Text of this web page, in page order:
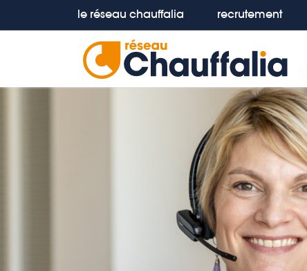
le réseau chauffalia recrutement